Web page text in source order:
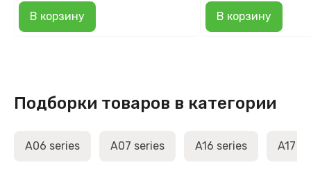
В корзину В корзину
Подборки товаров в категории
A06 series A07 series A16 series A17